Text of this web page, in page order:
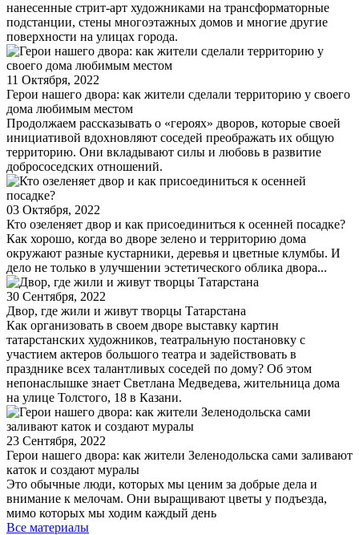
нанесенные стрит-арт художниками на трансформаторные
подстанции, стены многоэтажных домов и многие другие
поверхности на улицах города.
11 Октября, 2022
Герои нашего двора: как жители сделали территорию у своего
дома любимым местом
Продолжаем рассказывать о «героях» дворов, которые своей
инициативой вдохновляют соседей преображать их общую
территорию. Они вкладывают силы и любовь в развитие
добрососедских отношений.
03 Октября, 2022
Кто озеленяет двор и как присоединиться к осенней посадке?
Как хорошо, когда во дворе зелено и территорию дома
окружают разные кустарники, деревья и цветные клумбы. И
дело не только в улучшении эстетического облика двора...
30 Сентября, 2022
Двор, где жили и живут творцы Татарстана
Как организовать в своем дворе выставку картин
татарстанских художников, театральную постановку с
участием актеров большого театра и задействовать в
празднике всех талантливых соседей по дому? Об этом
непонаслышке знает Светлана Медведева, жительница дома
на улице Толстого, 18 в Казани.
23 Сентября, 2022
Герои нашего двора: как жители Зеленодольска сами заливают
каток и создают муралы
Это обычные люди, которых мы ценим за добрые дела и
внимание к мелочам. Они выращивают цветы у подъезда,
мимо которых мы ходим каждый день
Все материалы